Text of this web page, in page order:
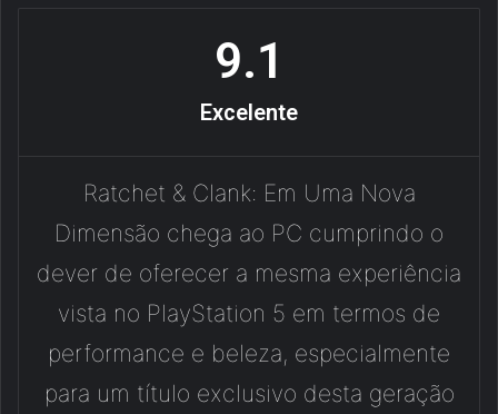
9.1
Excelente
Ratchet & Clank: Em Uma Nova
Dimensão chega ao PC cumprindo o
dever de oferecer a mesma experiência
vista no PlayStation 5 em termos de
performance e beleza, especialmente
para um título exclusivo desta geração